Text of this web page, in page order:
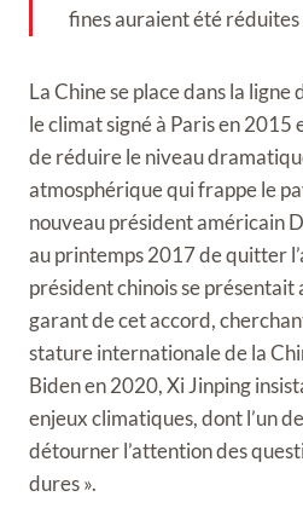
fines auraient été réduites
La Chine se place dans la ligne
le climat signé à Paris en
de réduire le niveau
atmosphérique qui frappe le
nouveau président américain
au printemps 2017 de quitter
président chinois se
garant de cet accord,
stature internationale de la
Biden en 2020, Xi Jinping
enjeux climatiques, dont l’un
détourner l’attention des
dures ».